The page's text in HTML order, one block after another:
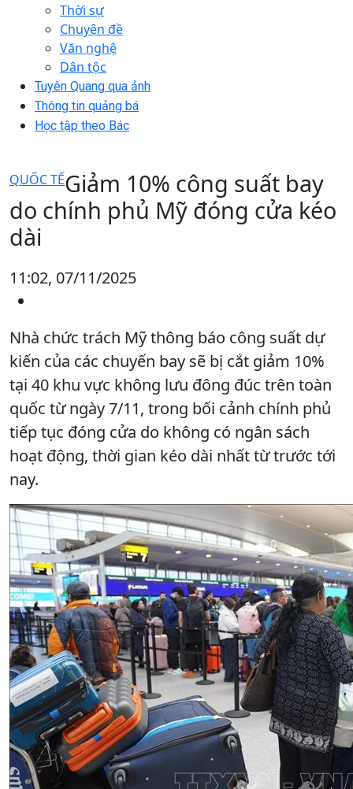
Thời sự
Chuyên đề
Văn nghệ
Dân tộc
Tuyên Quang qua ảnh
Thông tin quảng bá
Học tập theo Bác
QUỐC TẾGiảm 10% công suất bay
do chính phủ Mỹ đóng cửa kéo
dài
11:02, 07/11/2025
Nhà chức trách Mỹ thông báo công suất dự
kiến của các chuyến bay sẽ bị cắt giảm 10%
tại 40 khu vực không lưu đông đúc trên toàn
quốc từ ngày 7/11, trong bối cảnh chính phủ
tiếp tục đóng cửa do không có ngân sách
hoạt động, thời gian kéo dài nhất từ trước tới
nay.